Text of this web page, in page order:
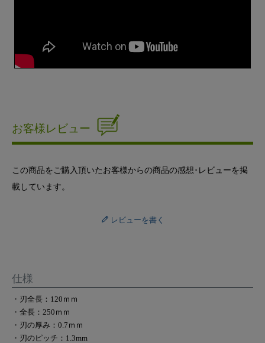
お客様レビュー
この商品をご購入頂いたお客様からの商品の感想･レビューを掲
載しています。
レビューを書く
仕様
・刃全長：120ｍｍ
・全長：250ｍｍ
・刃の厚み：0.7ｍｍ
・刃のピッチ：1.3mm